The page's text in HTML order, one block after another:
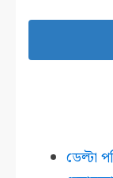
ডেল্টা